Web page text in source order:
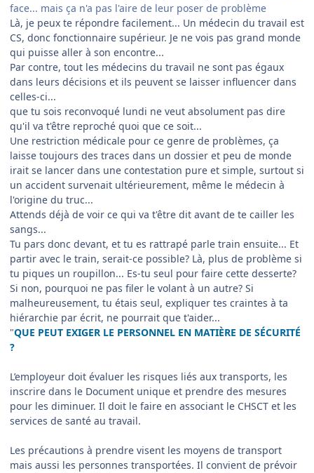
face... mais ça n'a pas l'aire de leur poser de problème
Là, je peux te répondre facilement... Un médecin du travail est
CS, donc fonctionnaire supérieur. Je ne vois pas grand monde
qui puisse aller à son encontre...
Par contre, tout les médecins du travail ne sont pas égaux
dans leurs décisions et ils peuvent se laisser influencer dans
celles-ci...
que tu sois reconvoqué lundi ne veut absolument pas dire
qu'il va t'être reproché quoi que ce soit...
Une restriction médicale pour ce genre de problèmes, ça
laisse toujours des traces dans un dossier et peu de monde
irait se lancer dans une contestation pure et simple, surtout si
un accident survenait ultérieurement, même le médecin à
l'origine du truc...
Attends déjà de voir ce qui va t'être dit avant de te cailler les
sangs...
Tu pars donc devant, et tu es rattrapé parle train ensuite... Et
partir avec le train, serait-ce possible? Là, plus de problème si
tu piques un roupillon... Es-tu seul pour faire cette desserte?
Si non, pourquoi ne pas filer le volant à un autre? Si
malheureusement, tu étais seul, expliquer tes craintes à ta
hiérarchie par écrit, ne pourrait que t'aider...
"QUE PEUT EXIGER LE PERSONNEL EN MATIÈRE DE SÉCURITÉ
?
L’employeur doit évaluer les risques liés aux transports, les
inscrire dans le Document unique et prendre des mesures
pour les diminuer. Il doit le faire en associant le CHSCT et les
services de santé au travail.
Les précautions à prendre visent les moyens de transport
mais aussi les personnes transportées. Il convient de prévoir